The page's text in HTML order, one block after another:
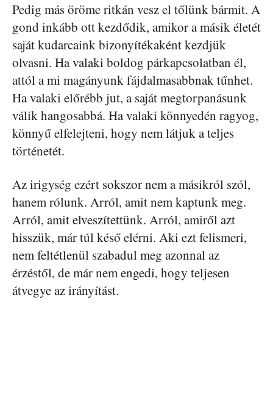
Pedig más öröme ritkán vesz el tőlünk bármit. A
gond inkább ott kezdődik, amikor a másik életét
saját kudarcaink bizonyítékaként kezdjük
olvasni. Ha valaki boldog párkapcsolatban él,
attól a mi magányunk fájdalmasabbnak tűnhet.
Ha valaki előrébb jut, a saját megtorpanásunk
válik hangosabbá. Ha valaki könnyedén ragyog,
könnyű elfelejteni, hogy nem látjuk a teljes
történetét.
Az irigység ezért sokszor nem a másikról szól,
hanem rólunk. Arról, amit nem kaptunk meg.
Arról, amit elveszítettünk. Arról, amiről azt
hisszük, már túl késő elérni. Aki ezt felismeri,
nem feltétlenül szabadul meg azonnal az
érzéstől, de már nem engedi, hogy teljesen
átvegye az irányítást.